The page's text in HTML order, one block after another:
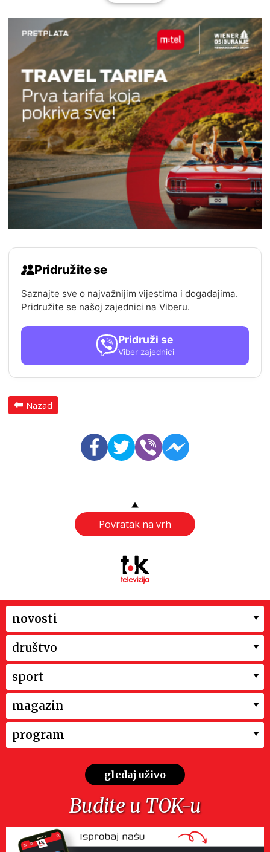
Pridružite se
Saznajte sve o najvažnijim vijestima i događajima.
Pridružite se našoj zajednici na Viberu.
Pridruži se
Viber zajednici
Nazad
Povratak na vrh
novosti
društvo
sport
magazin
program
gledaj uživo
Budite u TOK-u